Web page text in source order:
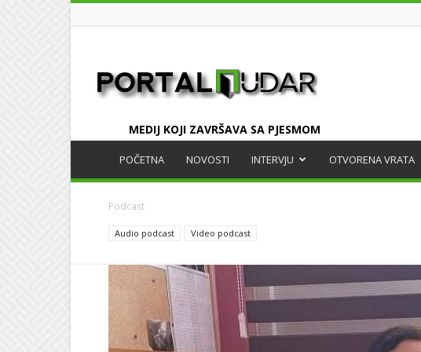
MEDIJ KOJI ZAVRŠAVA SA PJESMOM
POČETNA NOVOSTI INTERVJU OTVORENA VRATA
Podcast
Audio podcast Video podcast